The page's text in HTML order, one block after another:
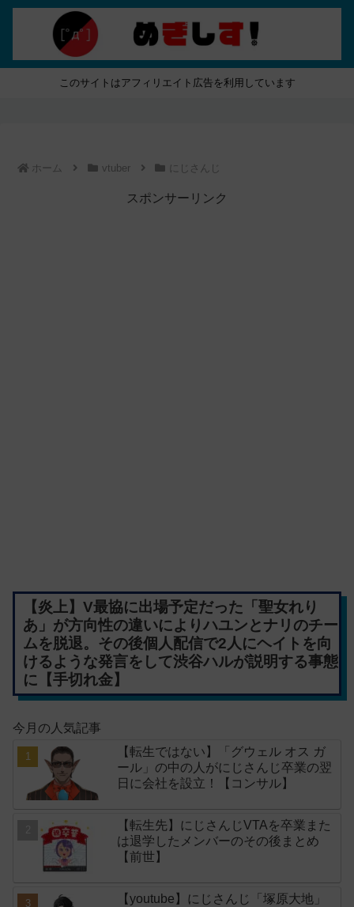
このサイトはアフィリエイト広告を利用しています
ホーム vtuber にじさんじ
スポンサーリンク
【炎上】V最協に出場予定だった「聖女れり
あ」が方向性の違いによりハユンとナリのチー
ムを脱退。その後個人配信で2人にヘイトを向
けるような発言をして渋谷ハルが説明する事態
に【手切れ金】
今月の人気記事
【転生ではない】「グウェル オス ガ
ール」の中の人がにじさんじ卒業の翌
日に会社を設立！【コンサル】
【転生先】にじさんじVTAを卒業また
は退学したメンバーのその後まとめ
【前世】
【youtube】にじさんじ「塚原大地」